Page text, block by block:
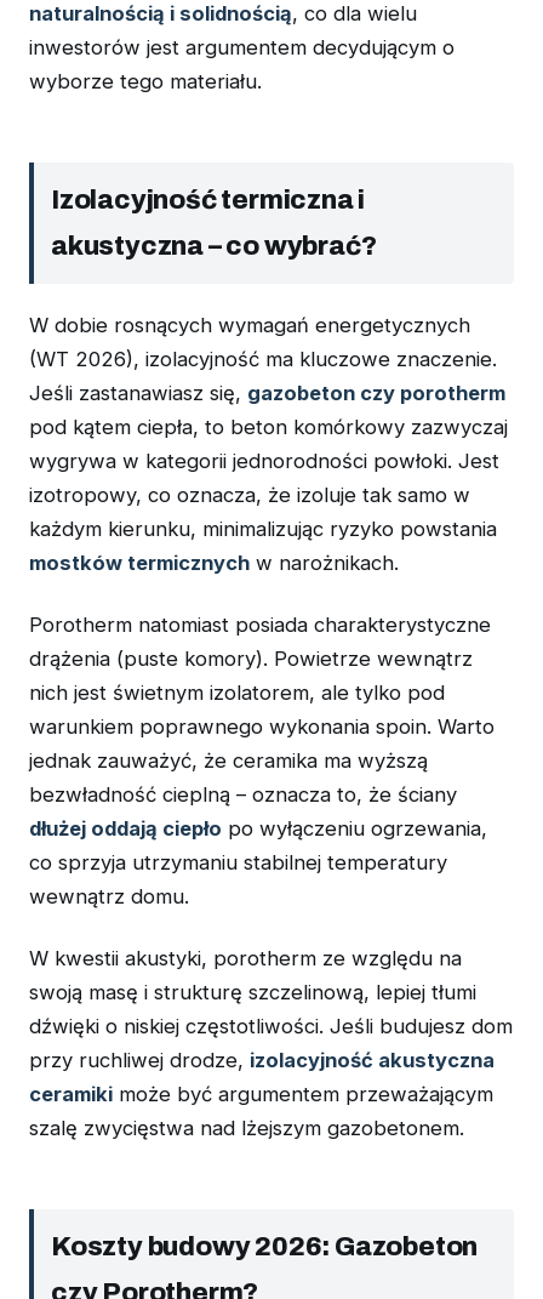
naturalnością i solidnością, co dla wielu
inwestorów jest argumentem decydującym o
wyborze tego materiału.
Izolacyjność termiczna i
akustyczna – co wybrać?
W dobie rosnących wymagań energetycznych
(WT 2026), izolacyjność ma kluczowe znaczenie.
Jeśli zastanawiasz się, gazobeton czy porotherm
pod kątem ciepła, to beton komórkowy zazwyczaj
wygrywa w kategorii jednorodności powłoki. Jest
izotropowy, co oznacza, że izoluje tak samo w
każdym kierunku, minimalizując ryzyko powstania
mostków termicznych w narożnikach.
Porotherm natomiast posiada charakterystyczne
drążenia (puste komory). Powietrze wewnątrz
nich jest świetnym izolatorem, ale tylko pod
warunkiem poprawnego wykonania spoin. Warto
jednak zauważyć, że ceramika ma wyższą
bezwładność cieplną – oznacza to, że ściany
dłużej oddają ciepło po wyłączeniu ogrzewania,
co sprzyja utrzymaniu stabilnej temperatury
wewnątrz domu.
W kwestii akustyki, porotherm ze względu na
swoją masę i strukturę szczelinową, lepiej tłumi
dźwięki o niskiej częstotliwości. Jeśli budujesz dom
przy ruchliwej drodze, izolacyjność akustyczna
ceramiki może być argumentem przeważającym
szalę zwycięstwa nad lżejszym gazobetonem.
Koszty budowy 2026: Gazobeton
czy Porotherm?